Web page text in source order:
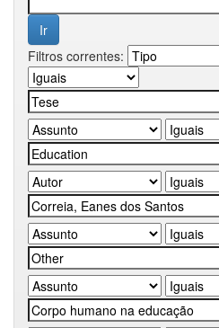
Filtros correntes: